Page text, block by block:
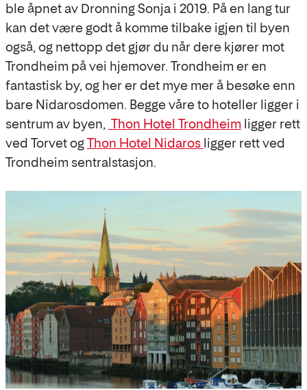
ble åpnet av Dronning Sonja i 2019. På en lang tur
kan det være godt å komme tilbake igjen til byen
også, og nettopp det gjør du når dere kjører mot
Trondheim på vei hjemover. Trondheim er en
fantastisk by, og her er det mye mer å besøke enn
bare Nidarosdomen. Begge våre to hoteller ligger i
sentrum av byen, Thon Hotel Trondheim ligger rett
ved Torvet ogThon Hotel Nidaros ligger rett ved
Trondheim sentralstasjon.